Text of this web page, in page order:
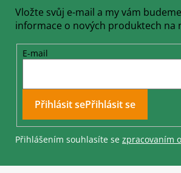
Vložte svůj e-mail a my vám
informace o nových produktech na
E-mail
Přihlásit se
Přihlášením souhlasíte se zpracovaním